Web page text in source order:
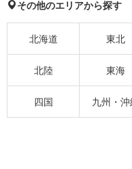
その他のエリアから探す
北海道 東北
北陸 東海
四国 九州・